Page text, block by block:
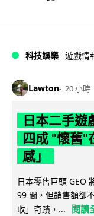
科技娛樂 遊戲情
Lawton 20 小時
日本二手
四成 "懷舊"
感」
日本零售巨頭 GEO
99 間，但銷售額卻
收」奇蹟，...
閱讀